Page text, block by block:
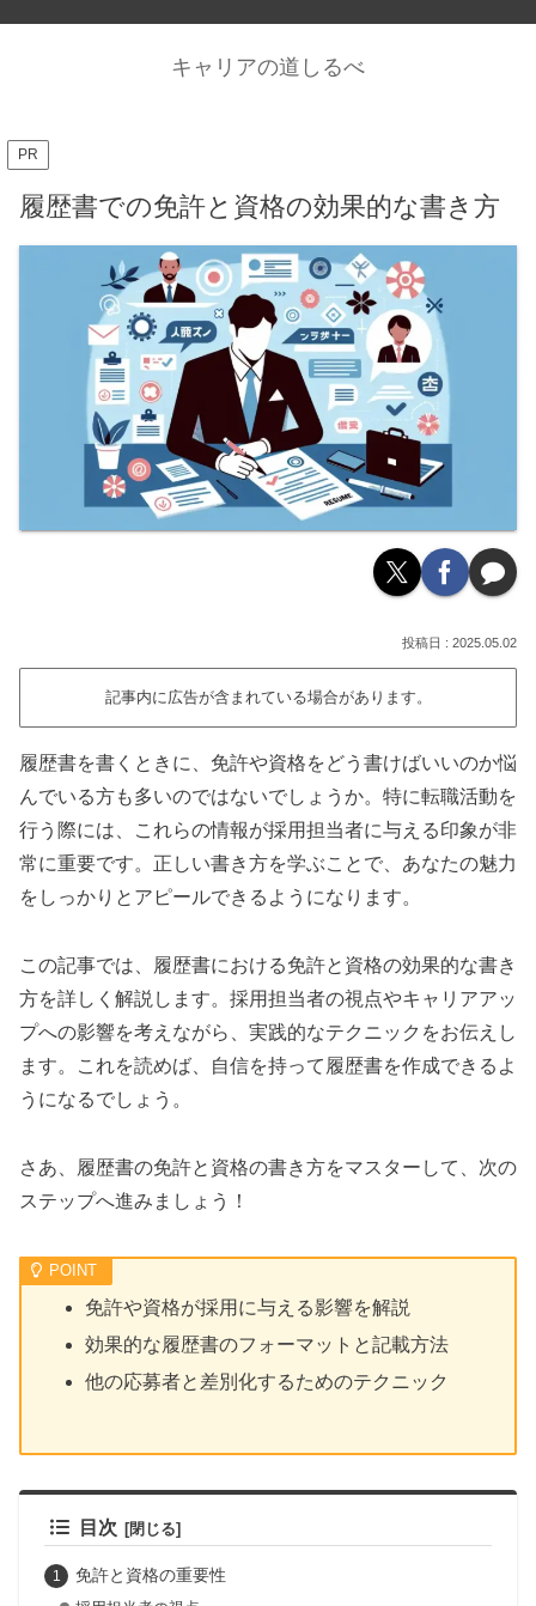
キャリアの道しるべ
PR
履歴書での免許と資格の効果的な書き方
2025.05.02
記事内に広告が含まれている場合があります。
履歴書を書くときに、免許や資格をどう書けばいいのか悩
んでいる方も多いのではないでしょうか。特に転職活動を
行う際には、これらの情報が採用担当者に与える印象が非
常に重要です。正しい書き方を学ぶことで、あなたの魅力
をしっかりとアピールできるようになります。
この記事では、履歴書における免許と資格の効果的な書き
方を詳しく解説します。採用担当者の視点やキャリアアッ
プへの影響を考えながら、実践的なテクニックをお伝えし
ます。これを読めば、自信を持って履歴書を作成できるよ
うになるでしょう。
さあ、履歴書の免許と資格の書き方をマスターして、次の
ステップへ進みましょう！
免許や資格が採用に与える影響を解説
効果的な履歴書のフォーマットと記載方法
他の応募者と差別化するためのテクニック
目次
免許と資格の重要性